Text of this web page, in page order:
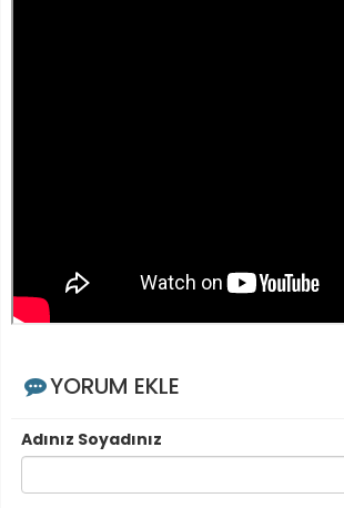
YORUM EKLE
Adınız Soyadınız